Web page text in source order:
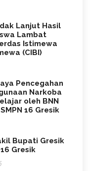
Lanjut Hasil
Lambat
Istimewa
(CIBI)
Pencegahan
Narkoba
oleh BNN
16 Gresik
Bupati Gresik
Gresik